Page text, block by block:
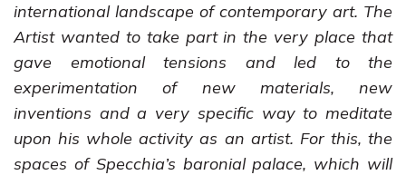
international landscape of contemporary art. The
Artist wanted to take part in the very place that
gave emotional tensions and led to the
experimentation of new materials, new
inventions and a very specific way to meditate
upon his whole activity as an artist. For this, the
spaces of Specchia’s baronial palace, which will